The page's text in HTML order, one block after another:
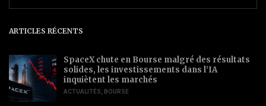
ARTICLES RÉCENTS
SpaceX chute en Bourse malgré des résultats
solides, les investissements dans l’IA
inquiètent les marchés
ACTUALITÉS BOURSE